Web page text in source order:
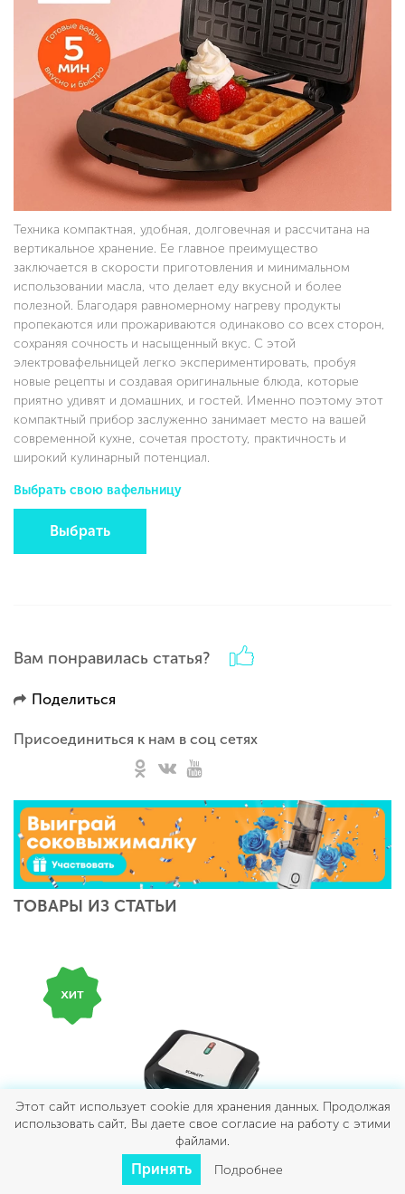
Техника компактная, удобная, долговечная и рассчитана на
вертикальное хранение. Ее главное преимущество
заключается в скорости приготовления и минимальном
использовании масла, что делает еду вкусной и более
полезной. Благодаря равномерному нагреву продукты
пропекаются или прожариваются одинаково со всех сторон,
сохраняя сочность и насыщенный вкус. С этой
электровафельницей легко экспериментировать, пробуя
новые рецепты и создавая оригинальные блюда, которые
приятно удивят и домашних, и гостей. Именно поэтому этот
компактный прибор заслуженно занимает место на вашей
современной кухне, сочетая простоту, практичность и
широкий кулинарный потенциал.
Выбрать свою вафельницу
Выбрать
Вам понравилась статья?
Поделиться
Присоединиться к нам в соц сетях
ТОВАРЫ ИЗ СТАТЬИ
SC-WM11904 ВАФЕЛЬНИЦА
Этот сайт использует cookie для хранения данных. Продолжая
использовать сайт, Вы даете свое согласие на работу с этими
файлами.
Принять Подробнее